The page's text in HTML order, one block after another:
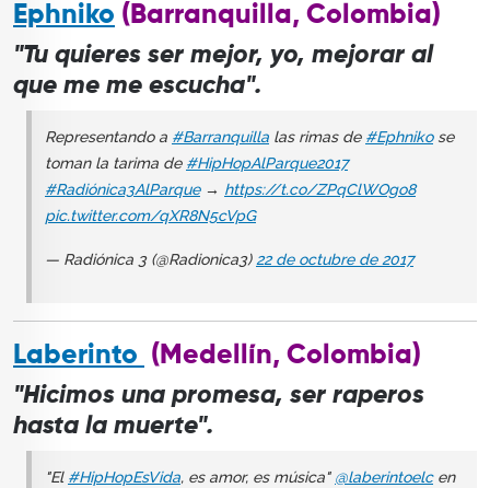
Ephniko (Barranquilla, Colombia)
"Tu quieres ser mejor, yo, mejorar al
que me me escucha".
Representando a #Barranquilla las rimas de #Ephnikose
toman la tarima de #HipHopAlParque2017
#Radiónica3AlParque→ https://t.co/ZPqClWOgo8
pic.twitter.com/qXR8N5cVpG
— Radiónica 3 (@Radionica3)22 de octubre de 2017
Laberinto (Medellín, Colombia)
"Hicimos una promesa, ser raperos
hasta la muerte".
"El #HipHopEsVida, es amor, es música" @laberintoelcen